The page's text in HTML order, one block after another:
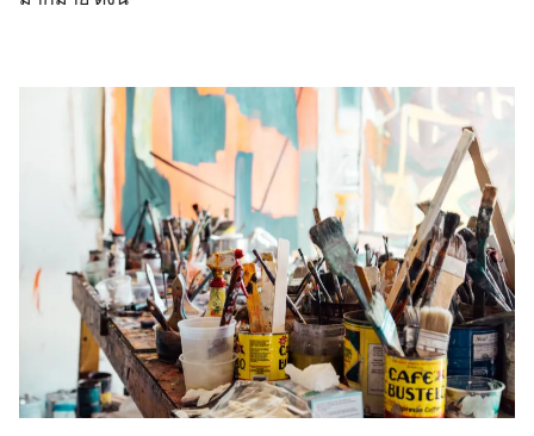
Search